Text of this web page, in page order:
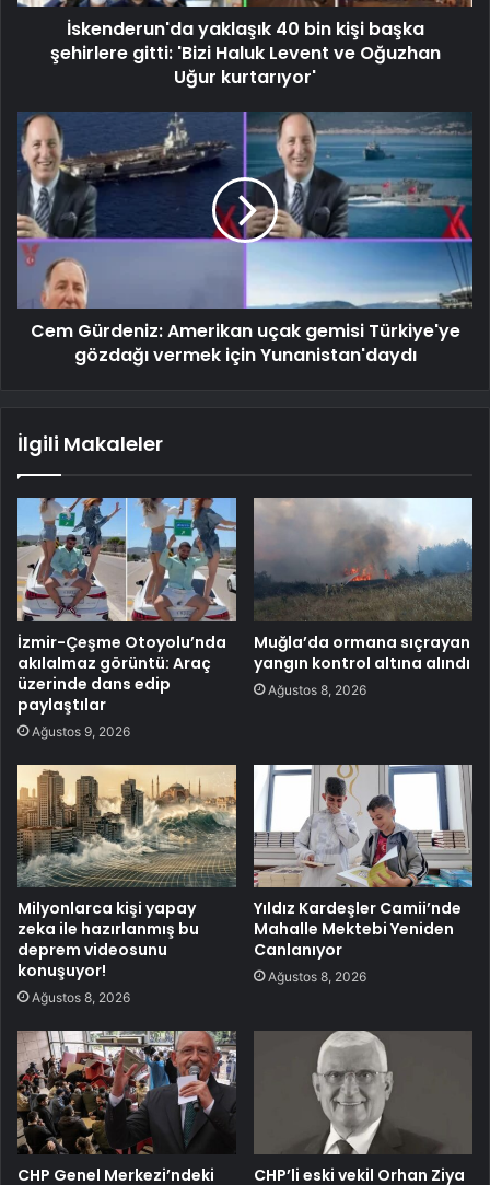
İskenderun'da yaklaşık 40 bin kişi başka
şehirlere gitti: 'Bizi Haluk Levent ve Oğuzhan
Uğur kurtarıyor'
Cem Gürdeniz: Amerikan uçak gemisi Türkiye'ye
gözdağı vermek için Yunanistan'daydı
İlgili Makaleler
İzmir-Çeşme Otoyolu’nda
akılalmaz görüntü: Araç
üzerinde dans edip
paylaştılar
Ağustos 9, 2026
Muğla’da ormana sıçrayan
yangın kontrol altına alındı
Ağustos 8, 2026
Milyonlarca kişi yapay
zeka ile hazırlanmış bu
deprem videosunu
konuşuyor!
Ağustos 8, 2026
Yıldız Kardeşler Camii’nde
Mahalle Mektebi Yeniden
Canlanıyor
Ağustos 8, 2026
CHP Genel Merkezi’ndeki CHP’li eski vekil Orhan Ziya